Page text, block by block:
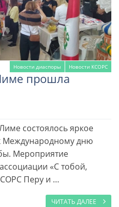
Новости диаспоры Новости КСОРС
далее
прошла
состоялось яркое
Международному дню
Мероприятие
«С тобой,
Перу и …
ЧИТАТЬ ДАЛЕЕ